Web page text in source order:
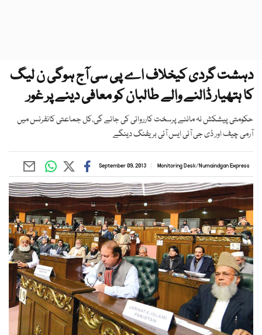
دہشت گردی کیخلاف اے پی سی آج ہوگی ن لیگ
کا ہتھیار ڈالنے والے طالبان کو معافی دینے پر غور
حکومتی پیشکش نہ ماننے پرسخت کارروائی کی جائے گی،کل جماعتی کانفرنس میں
آرمی چیف اور ڈی جی آئی ایس آئی بریفنگ دینگے
Monitoring Desk/Numaindgan Express
September 09, 2013